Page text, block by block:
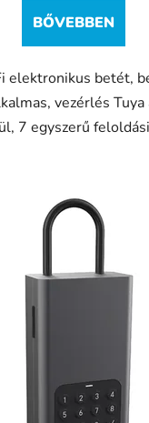
BŐVEBBEN
elektronikus betét,
vezérlés
7 egyszerű